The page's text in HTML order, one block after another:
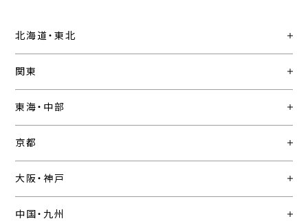
北海道・東北
関東
東海・中部
京都
大阪・神戸
中国・九州